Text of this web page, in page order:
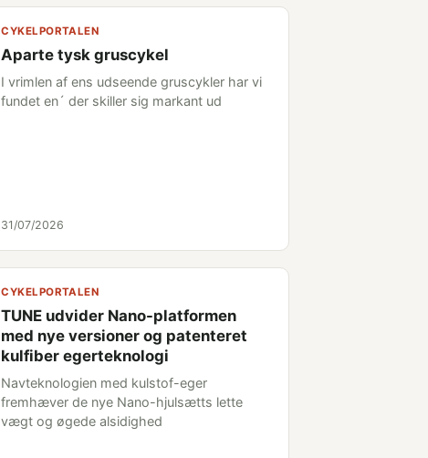
CYKELPORTALEN
Aparte tysk gruscykel
I vrimlen af ens udseende gruscykler har vi
fundet en´ der skiller sig markant ud
31/07/2026
CYKELPORTALEN
TUNE udvider Nano-platformen
med nye versioner og patenteret
kulfiber egerteknologi
Navteknologien med kulstof-eger
fremhæver de nye Nano-hjulsætts lette
vægt og øgede alsidighed